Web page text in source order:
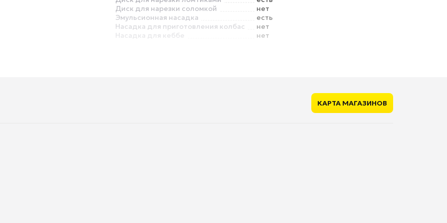
Диск для нарезки соломкой
нет
Эмульсионная насадка
есть
Насадка для приготовления колбас
нет
Насадка для кеббе
нет
КАРТА МАГАЗИНОВ